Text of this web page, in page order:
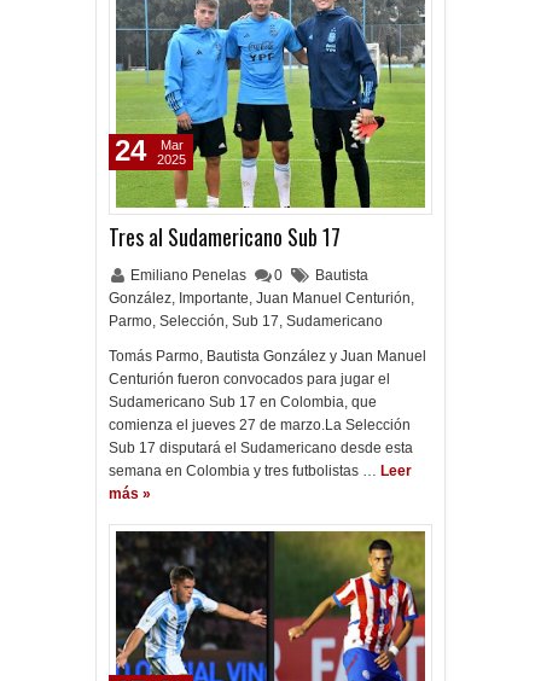
Tres al Sudamericano Sub 17
Emiliano Penelas 0
Bautista
González, Importante, Juan Manuel Centurión,
Parmo, Selección, Sub 17, Sudamericano
Tomás Parmo, Bautista González y Juan Manuel
Centurión fueron convocados para jugar el
Sudamericano Sub 17 en Colombia, que
comienza el jueves 27 de marzo.La Selección
Sub 17 disputará el Sudamericano desde esta
semana en Colombia y tres futbolistas … Leer
más »
24
Mar
2025